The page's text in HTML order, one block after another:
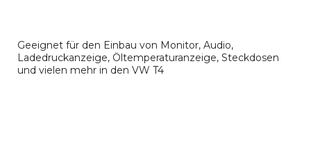
Geeignet für den Einbau von Monitor, Audio,
Ladedruckanzeige, Öltemperaturanzeige, Steckdosen
und vielen mehr in den VW T4